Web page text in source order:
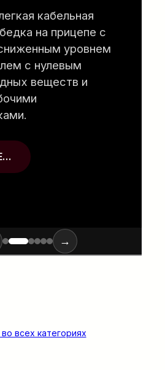
кабельная
на прицепе с
уровнем
с нулевым
веществ и
→
всех категориях